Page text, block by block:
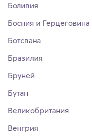
Боливия
Босния и Герцеговина
Ботсвана
Бразилия
Бруней
Бутан
Великобритания
Венгрия